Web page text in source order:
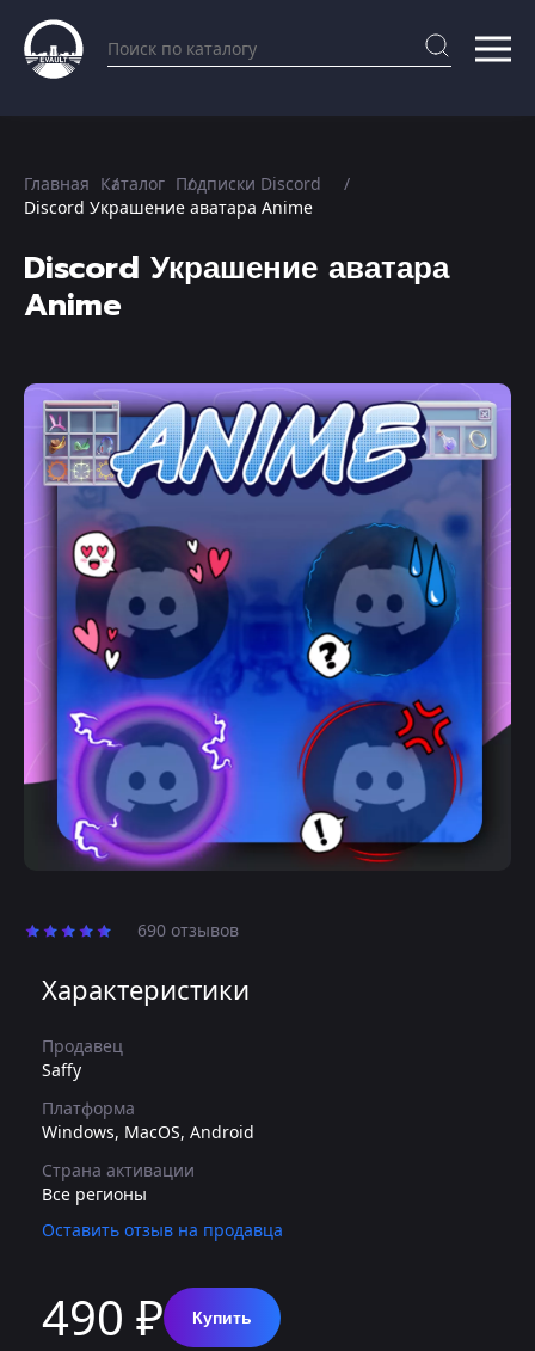
Главная Каталог Подписки Discord
Discord Украшение аватара Anime
Discord Украшение аватара
Anime
690 отзывов
Характеристики
Продавец
Saffy
Платформа
Windows, MacOS, Android
Страна активации
Все регионы
Оставить отзыв на продавца
490 ₽ Купить